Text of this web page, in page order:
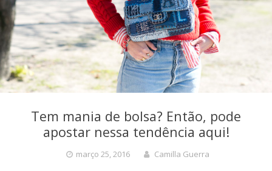
Tem mania de bolsa? Então, pode
apostar nessa tendência aqui!
março 25, 2016 Camilla Guerra